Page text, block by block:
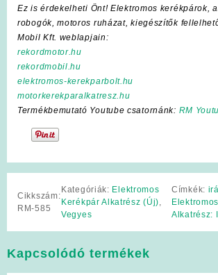
Ez is érdekelheti Önt! Elektromos kerékpárok,
robogók, motoros ruházat, kiegészítők
Mobil Kft. weblapjain:
rekordmotor.hu
rekordmobil.hu
elektromos-kerekparbolt.hu
motorkerekparalkatresz.hu
Termékbemutató Youtube csatornánk: RM
Cikkszám:
RM-585
Kategóriák: Elektromos
Kerékpár Alkatrész (Új),
Vegyes
Címkék:
Alkatrész:
Kapcsolódó termékek